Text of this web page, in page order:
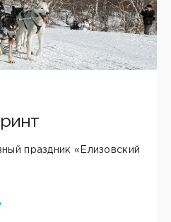
праздник «Елизовский